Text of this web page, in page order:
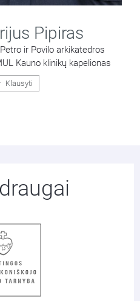
Pipiras
ir Povilo arkikatedros
Kauno klinikų kapelionas
Klausyti